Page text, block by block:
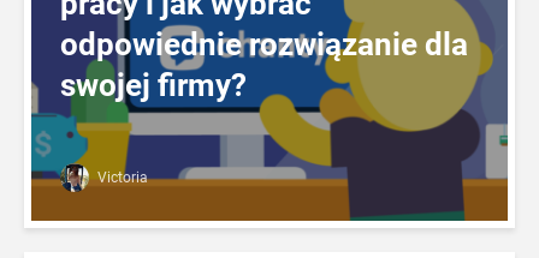
odpowiednie rozwiązanie dla
swojej firmy?
Victoria